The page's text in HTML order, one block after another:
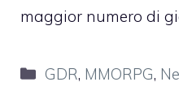
maggior numero di
Categorie
GDR, MMORPG,